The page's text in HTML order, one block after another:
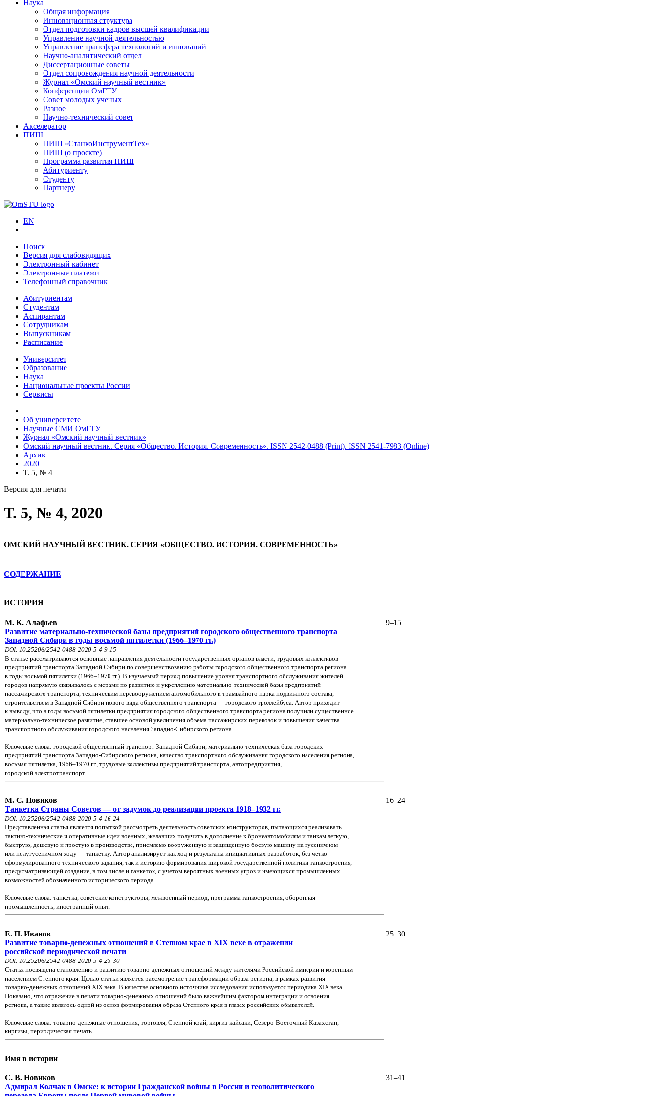
Наука
Общая информация
Инновационная структура
Отдел подготовки кадров высшей квалификации
Управление научной деятельностью
Управление трансфера технологий и инноваций
Научно-аналитический отдел
Диссертационные советы
Отдел сопровождения научной деятельности
Журнал «Омский научный вестник»
Конференции ОмГТУ
Совет молодых ученых
Разное
Научно-технический совет
Акселератор
ПИШ
ПИШ «СтанкоИнструментТех»
ПИШ (о проекте)
Программа развития ПИШ
Абитуриенту
Студенту
Партнеру
EN
Поиск
Версия для слабовидящих
Электронный кабинет
Электронные платежи
Телефонный справочник
Абитуриентам
Студентам
Аспирантам
Сотрудникам
Выпускникам
Расписание
Университет
Образование
Наука
Национальные проекты России
Сервисы
Об университете
Научные СМИ ОмГТУ
Журнал «Омский научный вестник»
Омский научный вестник. Серия «Общество. История. Современность». ISSN 2542-0488 (Print). ISSN 2541-7983 (Online)
Архив
2020
Т. 5, № 4
Версия для печати
Т. 5, № 4, 2020
ОМСКИЙ НАУЧНЫЙ ВЕСТНИК. СЕРИЯ «ОБЩЕСТВО. ИСТОРИЯ. СОВРЕМЕННОСТЬ»
СОДЕРЖАНИЕ
ИСТОРИЯ
М. К. Алафьев
Развитие материально-технической базы предприятий городского общественного транспорта
Западной Сибири в годы восьмой пятилетки (1966–1970 гг.)
DOI: 10.25206/2542-0488-2020-5-4-9-15
В статье рассматриваются основные направления деятельности государственных органов власти, трудовых коллективов
предприятий транспорта Западной Сибири по совершенствованию работы городского общественного транспорта региона
в годы восьмой пятилетки (1966–1970 гг.). В изучаемый период повышение уровня транспортного обслуживания жителей
городов напрямую связывалось с мерами по развитию и укреплению материально-технической базы предприятий
пассажирского транспорта, техническим перевооружением автомобильного и трамвайного парка подвижного состава,
строительством в Западной Сибири нового вида общественного транспорта — городского троллейбуса. Автор приходит
к выводу, что в годы восьмой пятилетки предприятия городского общественного транспорта региона получили существенное
материально-техническое развитие, ставшее основой увеличения объема пассажирских перевозок и повышения качества
транспортного обслуживания городского населения Западно-Сибирского региона.
Ключевые слова: городской общественный транспорт Западной Сибири, материально-техническая база городских
предприятий транспорта Западно-Сибирского региона, качество транспортного обслуживания городского населения региона,
восьмая пятилетка, 1966–1970 гг., трудовые коллективы предприятий транспорта, автопредприятия,
городской электротранспорт.
9–15
М. С. Новиков
Танкетка Страны Советов — от задумок до реализации проекта 1918–1932 гг.
DOI: 10.25206/2542-0488-2020-5-4-16-24
Представленная статья является попыткой рассмотреть деятельность советских конструкторов, пытающихся реализовать
тактико-технические и оперативные идеи военных, желавших получить в дополнение к бронеавтомобилям и танкам легкую,
быструю, дешевую и простую в производстве, приемлемо вооруженную и защищенную боевую машину на гусеничном
или полугусеничном ходу — танкетку. Автор анализирует как ход и результаты инициативных разработок, без четко
сформулированного технического задания, так и историю формирования широкой государственной политики танкостроения,
предусматривающей создание, в том числе и танкеток, с учетом вероятных военных угроз и имеющихся промышленных
возможностей обозначенного исторического периода.
Ключевые слова: танкетка, советские конструкторы, межвоенный период, программа танкостроения, оборонная
промышленность, иностранный опыт.
16–24
Е. П. Иванов
Развитие товарно-денежных отношений в Степном крае в XIX веке в отражении
российской периодической печати
DOI: 10.25206/2542-0488-2020-5-4-25-30
Статья посвящена становлению и развитию товарно-денежных отношений между жителями Российской империи и коренным
населением Степного края. Целью статьи является рассмотрение трансформации образа региона, в рамках развития
товарно-денежных отношений XIX века. В качестве основного источника исследования используется периодика XIX века.
Показано, что отражение в печати товарно-денежных отношений было важнейшим фактором интеграции и освоения
региона, а также являлось одной из основ формирования образа Степного края в глазах российских обывателей.
Ключевые слова: товарно-денежные отношения, торговля, Степной край, киргиз-кайсаки, Северо-Восточный Казахстан,
киргизы, периодическая печать.
25–30
Имя в истории
С. В. Новиков
Адмирал Колчак в Омске: к истории Гражданской войны в России и геополитического
31–41